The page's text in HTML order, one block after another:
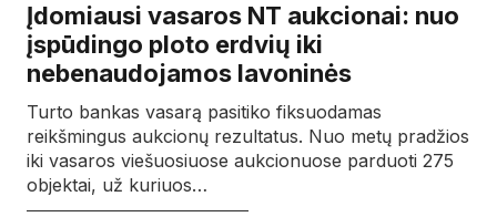
Įdomiausi vasaros NT aukcionai: nuo
įspūdingo ploto erdvių iki
nebenaudojamos lavoninės
Turto bankas vasarą pasitiko fiksuodamas
reikšmingus aukcionų rezultatus. Nuo metų pradžios
iki vasaros viešuosiuose aukcionuose parduoti 275
objektai, už kuriuos…